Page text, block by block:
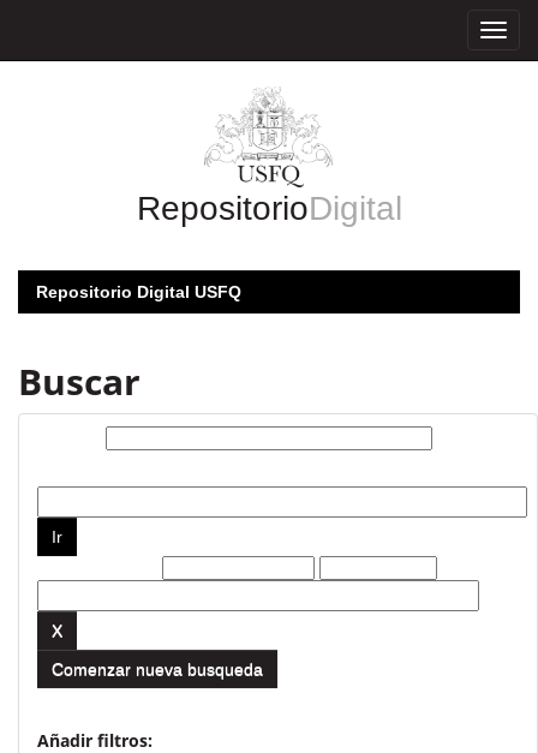
RepositorioDigital
Repositorio Digital USFQ
Buscar
Comenzar nueva busqueda
Añadir filtros: